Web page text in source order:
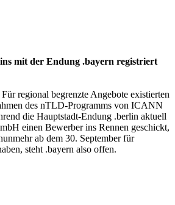
mit der Endung .bayern registriert
regional begrenzte Angebote existierten
des nTLD-Programms von ICANN
die Hauptstadt-Endung .berlin aktuell
einen Bewerber ins Rennen geschickt,
ab dem 30. September für
steht .bayern also offen.